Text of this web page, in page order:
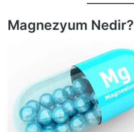
Magnezyum Nedir?